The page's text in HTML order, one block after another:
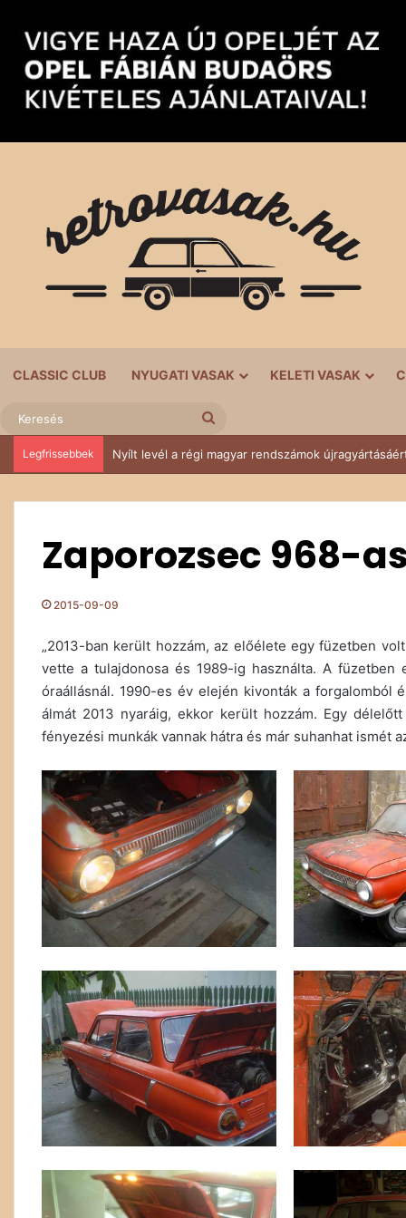
CLASSIC CLUB NYUGATI VASAK KELETI VASAK
Legfrissebbek Nyílt levél a régi magyar rendszámok
Zaporozsec 968-
2015-09-09
„2013-ban került hozzám, az előélete egy füzetben
vette a tulajdonosa és 1989-ig használta. A
óraállásnál. 1990-es év elején kivonták a forgalomból
álmát 2013 nyaráig, ekkor került hozzám. Egy
fényezési munkák vannak hátra és már suhanhat ismét